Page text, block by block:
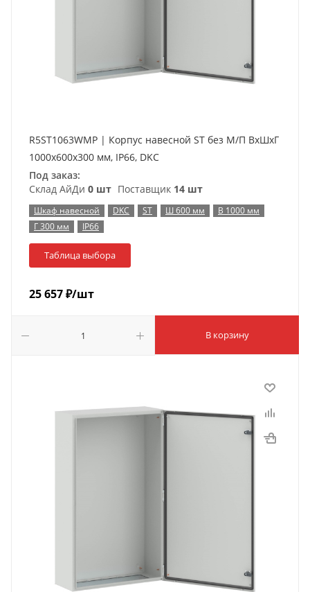
R5ST1063WMP | Корпус навесной ST без М/П ВxШxГ
1000x600x300 мм, IP66, DKC
Под заказ:
Склад АйДи 0 шт Поставщик 14 шт
Шкаф навесной DKC ST Ш 600 мм
В 1000 мм
Г 300 мм
IP66
Таблица выбора
25 657₽/шт
В корзину